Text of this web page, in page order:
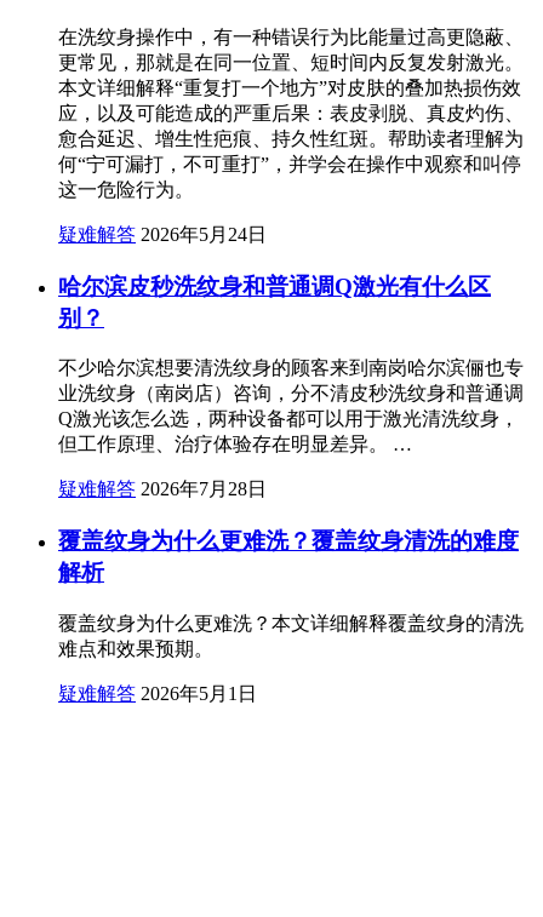
在洗纹身操作中，有一种错误行为比能量过高更隐蔽、
更常见，那就是在同一位置、短时间内反复发射激光。
本文详细解释“重复打一个地方”对皮肤的叠加热损伤效
应，以及可能造成的严重后果：表皮剥脱、真皮灼伤、
愈合延迟、增生性疤痕、持久性红斑。帮助读者理解为
何“宁可漏打，不可重打”，并学会在操作中观察和叫停
这一危险行为。
疑难解答 2026年5月24日
哈尔滨皮秒洗纹身和普通调Q激光有什么区
别？
不少哈尔滨想要清洗纹身的顾客来到南岗哈尔滨俪也专
业洗纹身（南岗店）咨询，分不清皮秒洗纹身和普通调
Q激光该怎么选，两种设备都可以用于激光清洗纹身，
但工作原理、治疗体验存在明显差异。 …
疑难解答 2026年7月28日
覆盖纹身为什么更难洗？覆盖纹身清洗的难度
解析
覆盖纹身为什么更难洗？本文详细解释覆盖纹身的清洗
难点和效果预期。
疑难解答 2026年5月1日